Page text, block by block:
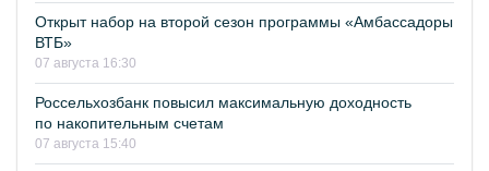
Открыт набор на второй сезон программы «Амбассадоры
ВТБ»
07 августа 16:30
Россельхозбанк повысил максимальную доходность
по накопительным счетам
07 августа 15:40